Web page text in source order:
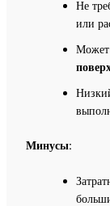
Не
или
Может
Минусы: